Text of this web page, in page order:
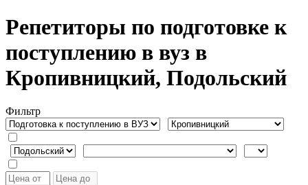
Репетиторы по подготовке к
поступлению в вуз в
Кропивницкий, Подольский
Фильтр